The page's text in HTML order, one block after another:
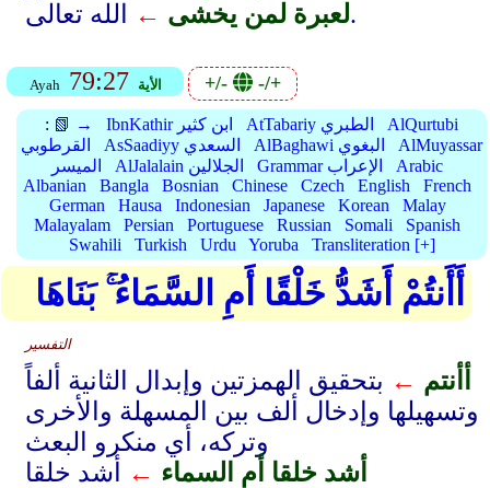
لعبرة لمن يخشى ← الله تعالى.
Ayah 79:27 الأية +/- -/+
: 📗 → IbnKathir ابن كثير AtTabariy الطبري
AlQurtubi
القرطوبي
AsSaadiyy السعدي AlBaghawi البغوي
AlMuyassar
الميسر
AlJalalain الجلالين Grammar الإعراب
Arabic
Albanian
Bangla Bosnian Chinese Czech English
French
German
Hausa Indonesian Japanese Korean
Malay
Malayalam
Persian Portuguese Russian Somali
Spanish
Swahili
Turkish Urdu Yoruba Transliteration [+]
أَأَنتُمْ أَشَدُّ خَلْقًا أَمِ السَّمَاءُ ۚ بَنَاهَا
التفسير
أأنتم ← بتحقيق الهمزتين وإبدال الثانية ألفاً
وتسهيلها وإدخال ألف بين المسهلة والأخرى
وتركه، أي منكرو البعث
أشد خلقا أم السماء ← أشد خلقا